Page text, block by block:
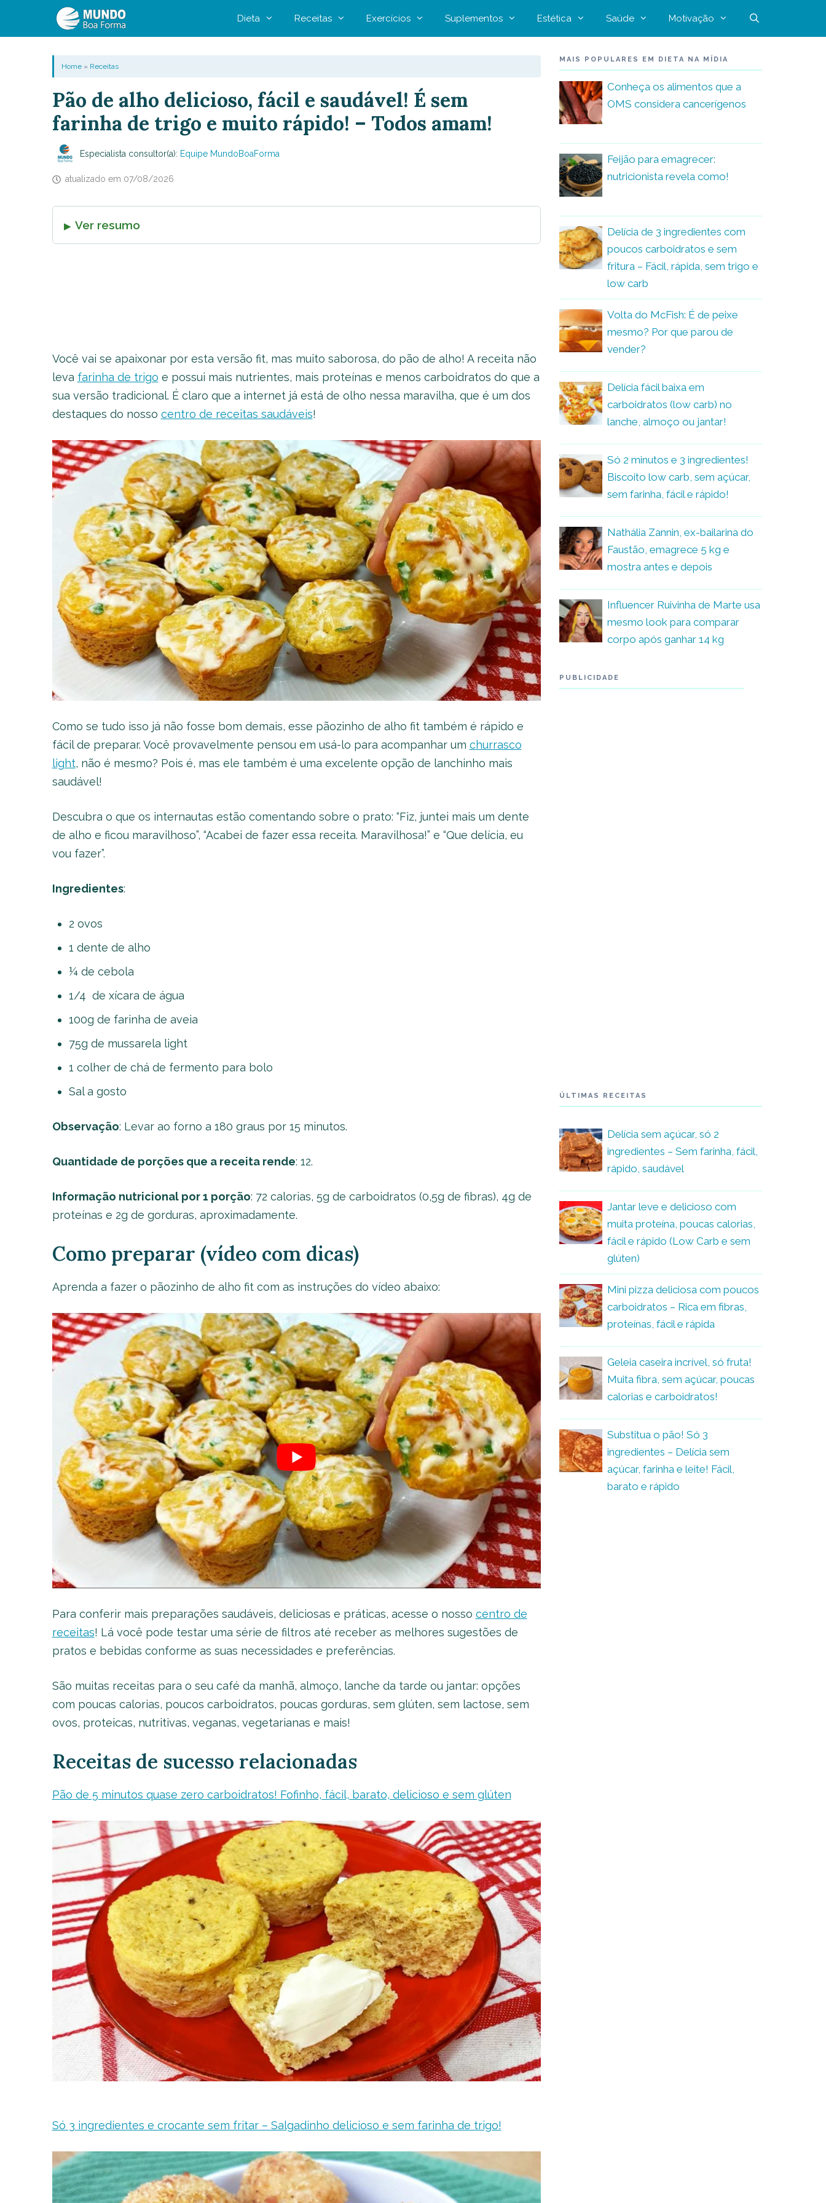
Dieta Receitas Exercícios Suplementos Estética Saúde Motivação
Home» Receitas
Pão de alho delicioso, fácil e saudável! É sem
farinha de trigo e muito rápido! – Todos amam!
Especialista consultor(a): Equipe MundoBoaForma
atualizado em 07/08/2026
Ver resumo
Você vai se apaixonar por esta versão fit, mas muito saborosa, do pão de alho! A receita não
leva farinha de trigo e possui mais nutrientes, mais proteínas e menos carboidratos do que a
sua versão tradicional. É claro que a internet já está de olho nessa maravilha, que é um dos
destaques do nosso centro de receitas saudáveis!
Como se tudo isso já não fosse bom demais, esse pãozinho de alho fit também é rápido e
fácil de preparar. Você provavelmente pensou em usá-lo para acompanhar um churrasco
light, não é mesmo? Pois é, mas ele também é uma excelente opção de lanchinho mais
saudável!
Descubra o que os internautas estão comentando sobre o prato: “Fiz, juntei mais um dente
de alho e ficou maravilhoso”, “Acabei de fazer essa receita. Maravilhosa!” e “Que delícia, eu
vou fazer”.
Ingredientes:
2 ovos
1 dente de alho
¼ de cebola
1/4 de xícara de água
100g de farinha de aveia
75g de mussarela light
1 colher de chá de fermento para bolo
Sal a gosto
Observação: Levar ao forno a 180 graus por 15 minutos.
Quantidade de porções que a receita rende: 12.
Informação nutricional por 1 porção: 72 calorias, 5g de carboidratos (0,5g de fibras), 4g de
proteínas e 2g de gorduras, aproximadamente.
Como preparar (vídeo com dicas)
Aprenda a fazer o pãozinho de alho fit com as instruções do vídeo abaixo:
Para conferir mais preparações saudáveis, deliciosas e práticas, acesse o nosso centro de
receitas! Lá você pode testar uma série de filtros até receber as melhores sugestões de
pratos e bebidas conforme as suas necessidades e preferências.
São muitas receitas para o seu café da manhã, almoço, lanche da tarde ou jantar: opções
com poucas calorias, poucos carboidratos, poucas gorduras, sem glúten, sem lactose, sem
ovos, proteicas, nutritivas, veganas, vegetarianas e mais!
Receitas de sucesso relacionadas
Pão de 5 minutos quase zero carboidratos! Fofinho, fácil, barato, delicioso e sem glúten
Só 3 ingredientes e crocante sem fritar – Salgadinho delicioso e sem farinha de trigo!
MAIS POPULARES EM DIETA NA MÍDIA
Conheça os alimentos que a
OMS considera cancerígenos
Feijão para emagrecer:
nutricionista revela como!
Delícia de 3 ingredientes com
poucos carboidratos e sem
fritura – Fácil, rápida, sem trigo e
low carb
Volta do McFish: É de peixe
mesmo? Por que parou de
vender?
Delícia fácil baixa em
carboidratos (low carb) no
lanche, almoço ou jantar!
Só 2 minutos e 3 ingredientes!
Biscoito low carb, sem açúcar,
sem farinha, fácil e rápido!
Nathália Zannin, ex-bailarina do
Faustão, emagrece 5 kg e
mostra antes e depois
Influencer Ruivinha de Marte usa
mesmo look para comparar
corpo após ganhar 14 kg
PUBLICIDADE
ÚLTIMAS RECEITAS
Delícia sem açúcar, só 2
ingredientes – Sem farinha, fácil,
rápido, saudável
Jantar leve e delicioso com
muita proteína, poucas calorias,
fácil e rápido (Low Carb e sem
glúten)
Mini pizza deliciosa com poucos
carboidratos – Rica em fibras,
proteínas, fácil e rápida
Geleia caseira incrível, só fruta!
Muita fibra, sem açúcar, poucas
calorias e carboidratos!
Substitua o pão! Só 3
ingredientes – Delícia sem
açúcar, farinha e leite! Fácil,
barato e rápido